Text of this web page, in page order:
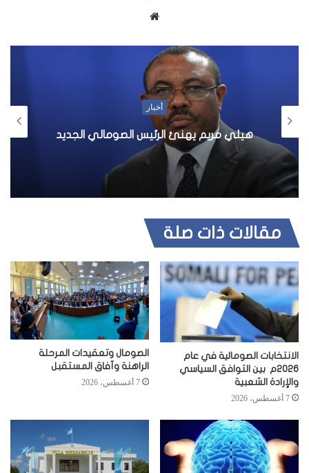
ع
ل
و
ي
ب
أخبار
هيلي مريم يهنئ الرئيس الصومالي الجديد
مقالات ذات صلة
الانتخابات الصومالية في عام
2026م بين التوافق السياسي
والإرادة الشعبية
7 أغسطس، 2026
الصومال وتعقيدات المرحلة
الراهنة وآفاق المستقبل
7 أغسطس، 2026